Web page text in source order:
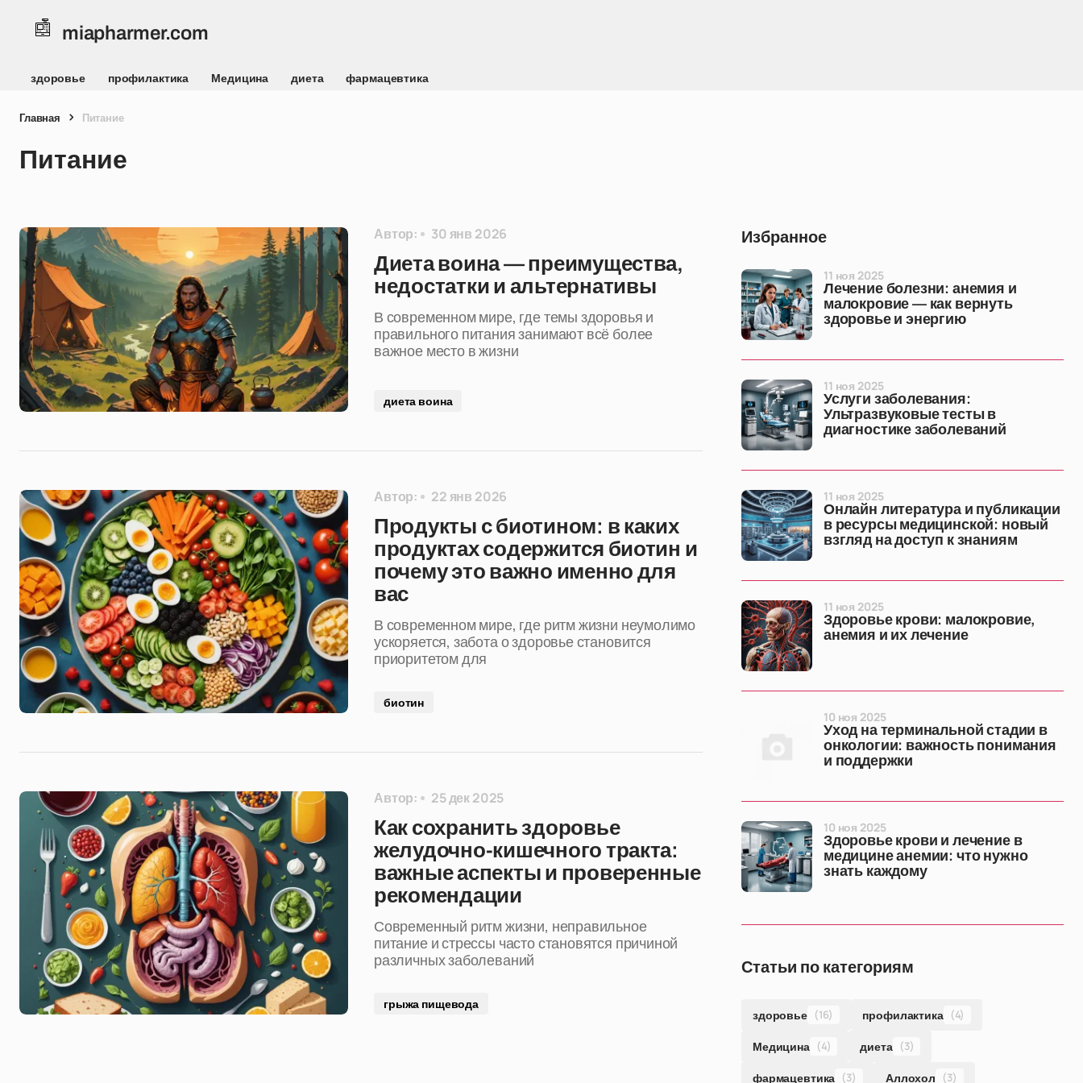
miapharmer.com
здоровье профилактика Медицина диета фармацевтика
Главная Питание
Питание
Автор: 30 янв 2026
Диета воина — преимущества,
недостатки и альтернативы
В современном мире, где темы здоровья и
правильного питания занимают всё более
важное место в жизни
диета воина
Автор: 22 янв 2026
Продукты с биотином: в каких
продуктах содержится биотин и
почему это важно именно для
вас
В современном мире, где ритм жизни неумолимо
ускоряется, забота о здоровье становится
приоритетом для
биотин
Автор: 25 дек 2025
Как сохранить здоровье
желудочно-кишечного тракта:
важные аспекты и проверенные
рекомендации
Современный ритм жизни, неправильное
питание и стрессы часто становятся причиной
различных заболеваний
грыжа пищевода
Избранное
Лечение болезни: анемия и
малокровие — как вернуть
здоровье и энергию
11 ноя 2025
Услуги заболевания:
Ультразвуковые тесты в
диагностике заболеваний
11 ноя 2025
Онлайн литература и публикации
в ресурсы медицинской: новый
взгляд на доступ к знаниям
11 ноя 2025
Здоровье крови: малокровие,
анемия и их лечение
11 ноя 2025
Уход на терминальной стадии в
онкологии: важность понимания
и поддержки
10 ноя 2025
Здоровье крови и лечение в
медицине анемии: что нужно
знать каждому
10 ноя 2025
Статьи по категориям
здоровье (16) профилактика (4)
Медицина (4) диета (3)
фармацевтика (3) Аллохол (3)